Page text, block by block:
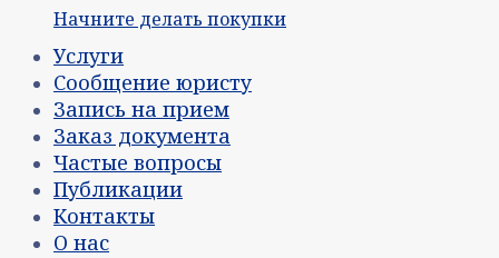
Начните делать покупки
Услуги
Сообщение юристу
Запись на прием
Заказ документа
Частые вопросы
Публикации
Контакты
О нас